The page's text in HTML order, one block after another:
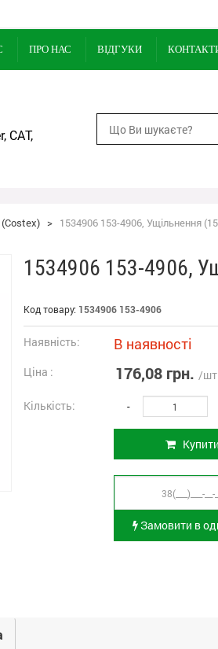
ПРО НАС ВІДГУКИ
CAT,
(Costex) > 1534906 153-4906, Ущільнення
1534906 153-4906,
Код товару: 1534906 153-4906
Наявність: В наявності
Ціна : 176,08 грн. /шт
Кількість: -
Купити
Замовити в